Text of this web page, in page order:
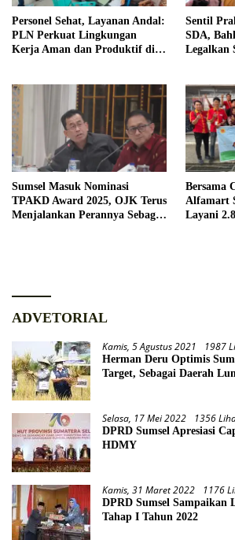
Personel Sehat, Layanan Andal:
PLN Perkuat Lingkungan
Kerja Aman dan Produktif di
Sentil
SDA,
Legalkan
Sumsel Masuk Nominasi
TPAKD Award 2025, OJK Terus
Menjalankan Perannya Sebagai
Bersama
Alfamart
Layani
ADVETORIAL
Kamis, 5 Agustus 2021 1987
Herman Deru Optimis
Target, Sebagai Daerah
Selasa, 17 Mei 2022 1356
DPRD Sumsel Apresiasi
HDMY
Kamis, 31 Maret 2022 1176
DPRD Sumsel Sampaikan
Tahap I Tahun 2022